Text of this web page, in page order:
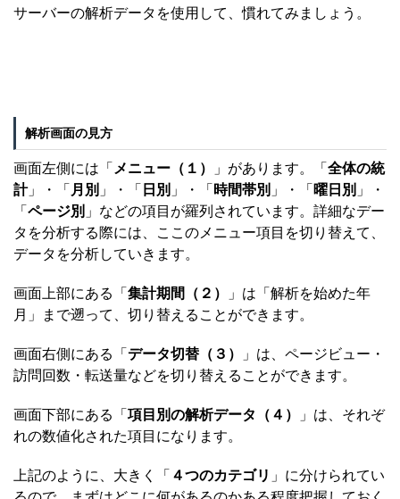
サーバーの解析データを使用して、慣れてみましょう。
解析画面の見方
画面左側には「 メニュー（１） 」があります。「 全体の統
計」・「 月別 」・「 日別 」・「 時間帯別 」・「 曜日別 」・
「 ページ別 」などの項目が羅列されています。詳細なデー
タを分析する際には、ここのメニュー項目を切り替えて、
データを分析していきます。
画面上部にある「 集計期間（２）
」は「解析を始めた年
月」まで遡って、切り替えることができます。
画面右側にある「 データ切替（３）
」は、ページビュー・
訪問回数・転送量などを切り替えることができます。
画面下部にある「 項目別の解析データ（４）
」は、それぞ
れの数値化された項目になります。
上記のように、大きく「 ４つのカテゴリ 」に分けられてい